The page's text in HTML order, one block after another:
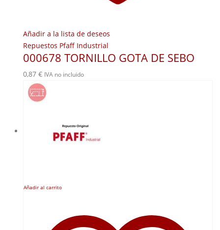
Añadir a la lista de deseos
Repuestos Pfaff Industrial
000678 TORNILLO GOTA DE SEBO
0,87 € IVA no incluido
Añadir al carrito